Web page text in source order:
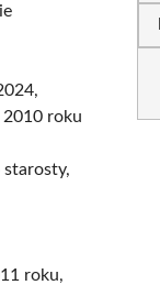
2010 roku
roku,